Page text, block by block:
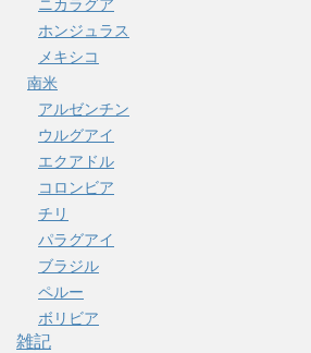
ニカラグア
ホンジュラス
メキシコ
南米
アルゼンチン
ウルグアイ
エクアドル
コロンビア
チリ
パラグアイ
ブラジル
ペルー
ボリビア
雑記